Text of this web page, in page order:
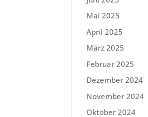
Mai 2025
April 2025
März 2025
Februar 2025
Dezember 2024
November 2024
Oktober 2024